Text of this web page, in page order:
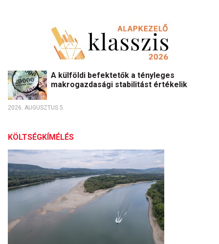
A külföldi befektetők a tényleges
makrogazdasági stabilitást értékelik
2026. AUGUSZTUS 5.
KÖLTSÉGKÍMÉLÉS